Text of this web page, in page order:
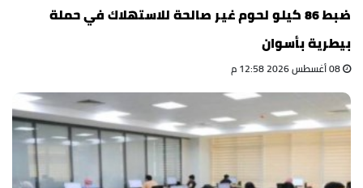
ضبط 86 كيلو لحوم غير صالحة للاستهلاك في حملة
بيطرية بأسوان